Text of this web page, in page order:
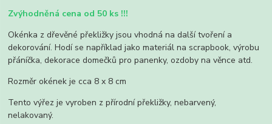
Zvýhodněná cena od 50 ks !!!
Okénka z dřevěné překližky jsou vhodná na další tvoření a
dekorování. Hodí se například jako materiál na scrapbook, výrobu
přáníčka, dekorace domečků pro panenky, ozdoby na věnce atd.
Rozměr okének je cca 8 x 8 cm
Tento výřez je vyroben z přírodní překližky, nebarvený,
nelakovaný.